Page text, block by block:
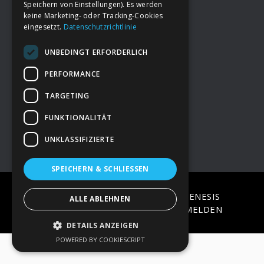
FooterDeine Spende
→ Impressum
→Kontakt zum PAO Team
COPYRIGHT © 2026 · ON
GENESIS
FRAMEWORK·WORDPRESS·ANMELDEN
Speichern von Einstellungen). Es werden
keine Marketing- oder Tracking-Cookies
eingesetzt. Datenschutzrichtlinie
UNBEDINGT ERFORDERLICH
PERFORMANCE
TARGETING
FUNKTIONALITÄT
UNKLASSIFIZIERTE
SPEICHERN & SCHLIESSEN
ALLE ABLEHNEN
DETAILS ANZEIGEN
POWERED BY COOKIESCRIPT